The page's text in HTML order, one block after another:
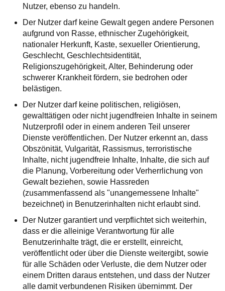
Nutzer, ebenso zu handeln.
Der Nutzer darf keine Gewalt gegen andere Personen
aufgrund von Rasse, ethnischer Zugehörigkeit,
nationaler Herkunft, Kaste, sexueller Orientierung,
Geschlecht, Geschlechtsidentität,
Religionszugehörigkeit, Alter, Behinderung oder
schwerer Krankheit fördern, sie bedrohen oder
belästigen.
Der Nutzer darf keine politischen, religiösen,
gewalttätigen oder nicht jugendfreien Inhalte in seinem
Nutzerprofil oder in einem anderen Teil unserer
Dienste veröffentlichen. Der Nutzer erkennt an, dass
Obszönität, Vulgarität, Rassismus, terroristische
Inhalte, nicht jugendfreie Inhalte, Inhalte, die sich auf
die Planung, Vorbereitung oder Verherrlichung von
Gewalt beziehen, sowie Hassreden
(zusammenfassend als "unangemessene Inhalte"
bezeichnet) in Benutzerinhalten nicht erlaubt sind.
Der Nutzer garantiert und verpflichtet sich weiterhin,
dass er die alleinige Verantwortung für alle
Benutzerinhalte trägt, die er erstellt, einreicht,
veröffentlicht oder über die Dienste weitergibt, sowie
für alle Schäden oder Verluste, die dem Nutzer oder
einem Dritten daraus entstehen, und dass der Nutzer
alle damit verbundenen Risiken übernimmt. Der